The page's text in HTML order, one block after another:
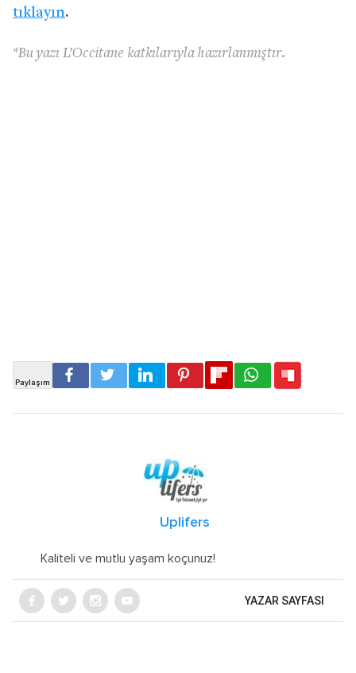
tıklayın.
*Bu yazı L’Occitane katkılarıyla hazırlanmıştır.
Uplifers
Kaliteli ve mutlu yaşam koçunuz!
YAZAR SAYFASI